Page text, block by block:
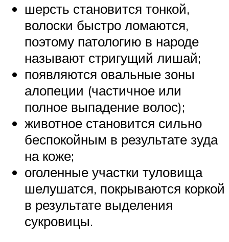
шерсть становится тонкой,
волоски быстро ломаются,
поэтому патологию в народе
называют стригущий лишай;
появляются овальные зоны
алопеции (частичное или
полное выпадение волос);
животное становится сильно
беспокойным в результате зуда
на коже;
оголенные участки туловища
шелушатся, покрываются коркой
в результате выделения
сукровицы.